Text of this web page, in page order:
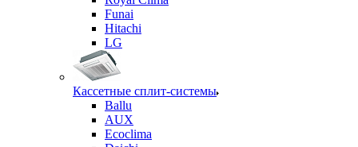
Funai
Hitachi
LG
Кассетные сплит-системы
Ballu
AUX
Ecoclima